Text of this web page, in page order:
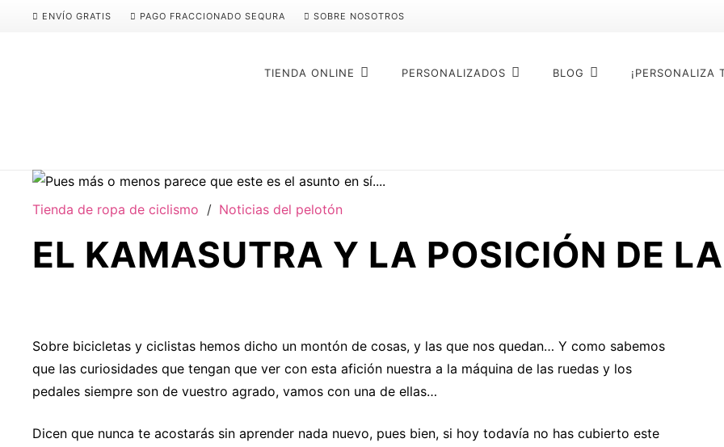
ENVÍO GRATIS PAGO FRACCIONADO SEQURA SOBRE NOSOTROS
TIENDA ONLINE PERSONALIZADOS BLOG ¡PERSONALIZA
Tienda de ropa de ciclismo / Noticias del pelotón
EL KAMASUTRA Y LA POSICIÓN DE
Sobre bicicletas y ciclistas hemos dicho un montón de cosas, y las que nos quedan… Y como sabemos
que las curiosidades que tengan que ver con esta afición nuestra a la máquina de las ruedas y los
pedales siempre son de vuestro agrado, vamos con una de ellas…
Dicen que nunca te acostarás sin aprender nada nuevo, pues bien, si hoy todavía no has cubierto este